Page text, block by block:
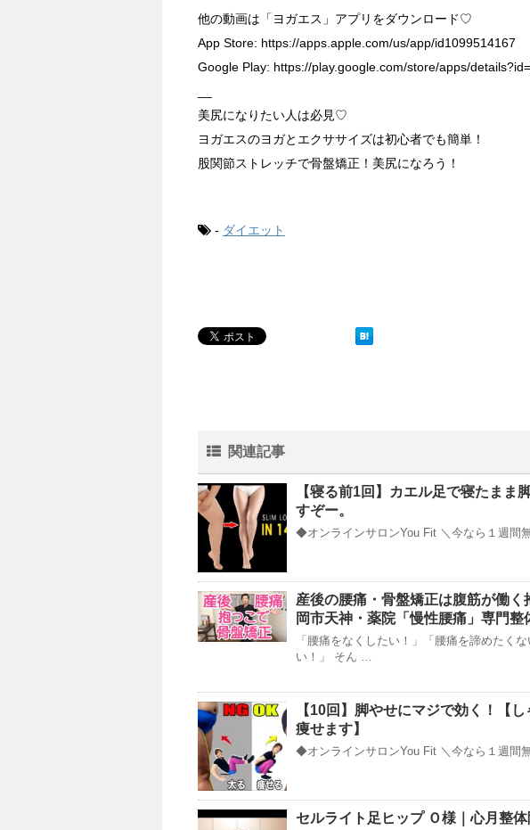
他の動画は「ヨガエス」アプリをダウンロード♡
App Store: https://apps.apple.com/us/app/id1099514167
Google Play: https://play.google.com/store/apps/
美尻になりたい人は必見♡
ヨガエスのヨガとエクササイズは初心者でも簡単！
股関節ストレッチで骨盤矯正！美尻になろう！
- ダイエット
関連記事
【寝る前1回】カエル足で寝たまま
すぞー。
◆オンラインサロンYou Fit ＼今なら１週間
産後の腰痛・骨盤矯正は腹筋が働
岡市天神・薬院「慢性腰痛」専門
「腰痛をなくしたい！」「腰痛を諦めたく
い！」 そん …
【10回】脚やせにマジで効く！【
痩せます】
◆オンラインサロンYou Fit ＼今なら１週間
セルライト足ヒップ Ｏ様｜心月整